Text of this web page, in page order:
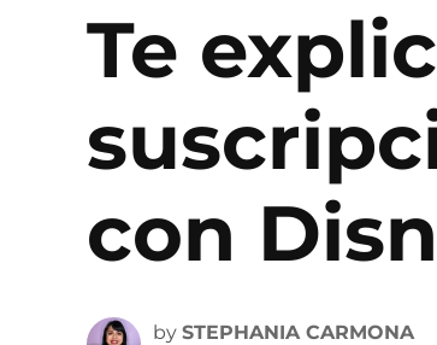
Te
con
by STEPHANIA CARMONA